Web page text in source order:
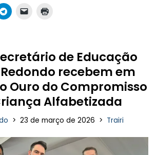
de Educação
recebem em
Ouro do Compromisso
Alfabetizada
23 de março de 2026 Trairi